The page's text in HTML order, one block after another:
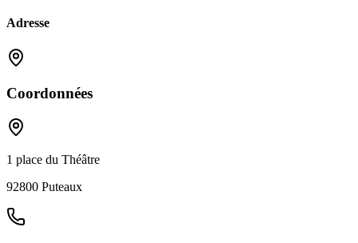
Adresse
Coordonnées
1 place du Théâtre
92800 Puteaux